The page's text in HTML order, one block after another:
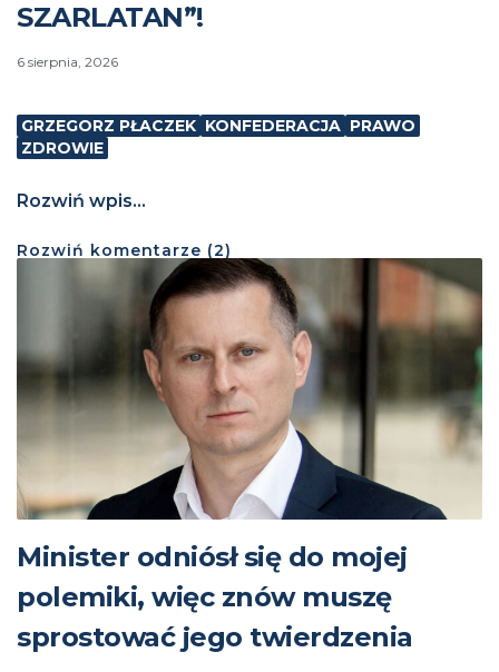
SZARLATAN”!
6 sierpnia, 2026
GRZEGORZ PŁACZEK KONFEDERACJA PRAWO
ZDROWIE
Rozwiń wpis...
Rozwiń komentarze (2)
Minister odniósł się do mojej
polemiki, więc znów muszę
sprostować jego twierdzenia